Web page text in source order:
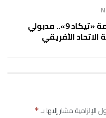
على هامش مشاركته بقمة «تيكاد 9».. مدبولي
الأفريقي
الإلزامية مشار إليها بـ*